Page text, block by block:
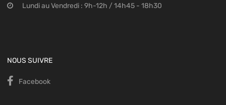
Lundi au Vendredi : 9h-12h / 14h45 - 18h30
NOUS SUIVRE
Facebook